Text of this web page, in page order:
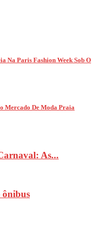
Na Paris Fashion Week Sob O
Mercado De Moda Praia
As...
ônibus